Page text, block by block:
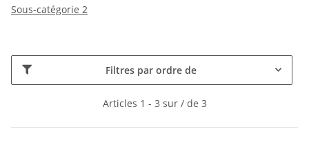
Sous-catégorie 2
Filtres par ordre de
Articles 1 - 3 sur / de 3